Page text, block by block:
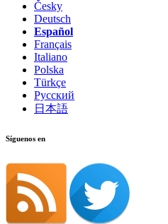
Česky
Deutsch
Español
Français
Italiano
Polska
Türkçe
Русский
日本語
Síguenos en